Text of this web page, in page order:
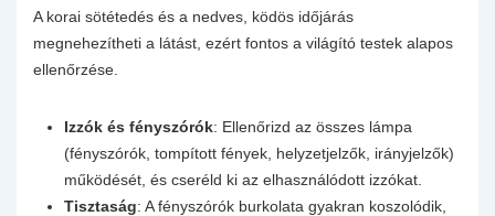
A korai sötétedés és a nedves, ködös időjárás
megnehezítheti a látást, ezért fontos a világító testek alapos
ellenőrzése.
Izzók és fényszórók: Ellenőrizd az összes lámpa
(fényszórók, tompított fények, helyzetjelzők, irányjelzők)
működését, és cseréld ki az elhasználódott izzókat.
Tisztaság: A fényszórók burkolata gyakran koszolódik,